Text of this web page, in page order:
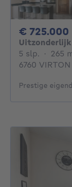
€ 725.000
5 slp. 5
· 265
6760 VIRTON
Prestige